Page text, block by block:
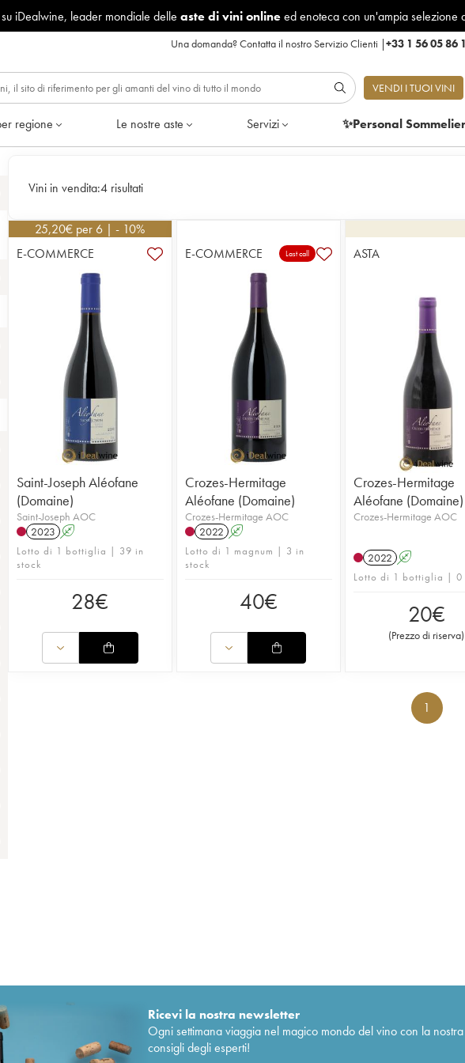
iDealwine, leader mondiale delle aste di vini onlineed enoteca con un'ampia selezione
Una domanda?Contatta il nostro Servizio Clienti |+33 1 56 05 86
VENDI I TUOI VINI
regione Le nostre aste Servizi ✨Personal Sommelier
Vini in vendita:4 risultati
25,20€ per 6 | - 10%
E-COMMERCE
Saint-Joseph Aléofane
(Domaine)
Saint-Joseph AOC
2023 A
Lotto di 1 bottiglia | 39 in
stock
28€
E-COMMERCE Last call
Crozes-Hermitage
Aléofane (Domaine)
Crozes-Hermitage AOC
2022 A
Lotto di 1 magnum | 3 in
stock
40€
ASTA
Crozes-Hermitage
Aléofane (Domaine)
Crozes-Hermitage AOC
2022 A
Lotto di 1 bottiglia | 0
20€
(Prezzo di riserva)
1
Ricevi la nostra newsletter
Ogni settimana viaggia nel magico mondo del vino con la
consigli degli esperti!